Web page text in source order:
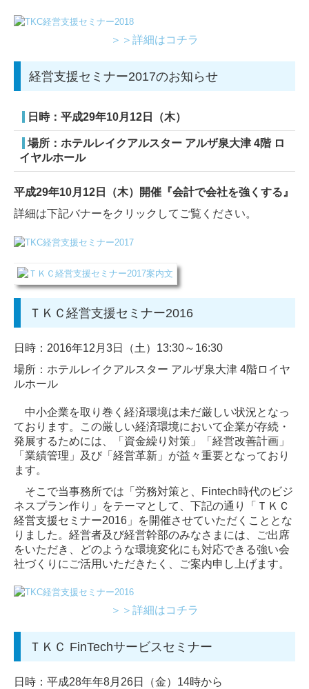
＞＞詳細はコチラ
経営支援セミナー2017のお知らせ
日時：平成29年10月12日（木）
場所：ホテルレイクアルスター アルザ泉大津 4階 ロ
イヤルホール
平成29年10月12日（木）開催『会計で会社を強くする』
詳細は下記バナーをクリックしてご覧ください。
ＴＫＣ経営支援セミナー2016
日時：2016年12月3日（土）13:30～16:30
場所：ホテルレイクアルスター アルザ泉大津 4階ロイヤ
ルホール
中小企業を取り巻く経済環境は未だ厳しい状況となっ
ております。この厳しい経済環境において企業が存続・
発展するためには、「資金繰り対策」「経営改善計画」
「業績管理」及び「経営革新」が益々重要となっており
ます。
そこで当事務所では「労務対策と、Fintech時代のビジ
ネスプラン作り」をテーマとして、下記の通り「ＴＫＣ
経営支援セミナー2016」を開催させていただくこととな
りました。経営者及び経営幹部のみなさまには、ご出席
をいただき、どのような環境変化にも対応できる強い会
社づくりにご活用いただきたく、ご案内申し上げます。
＞＞詳細はコチラ
ＴＫＣ FinTechサービスセミナー
日時：平成28年年8月26日（金）14時から